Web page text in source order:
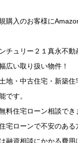
購入のお客様に
チュリー２１真永不
広い取り扱い物件！
地・中古住宅・新築住
です。
料住宅ローン相談でき
宅ローンで不安のある
融資相談にかかる費用